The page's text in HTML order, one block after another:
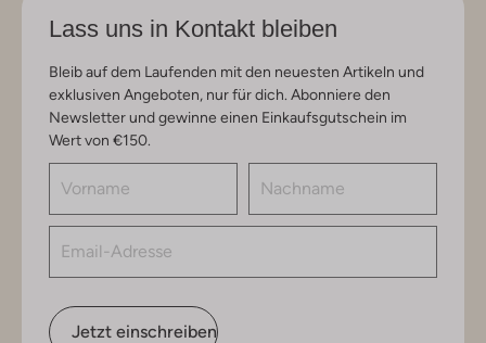
Lass uns in Kontakt bleiben
Bleib auf dem Laufenden mit den neuesten Artikeln und
exklusiven Angeboten, nur für dich. Abonniere den
Newsletter und gewinne einen Einkaufsgutschein im
Wert von €150.
Jetzt einschreiben